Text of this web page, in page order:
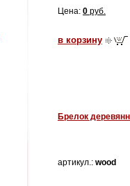
Цена: 0 руб.
в корзину
Брелок
артикул.: wood